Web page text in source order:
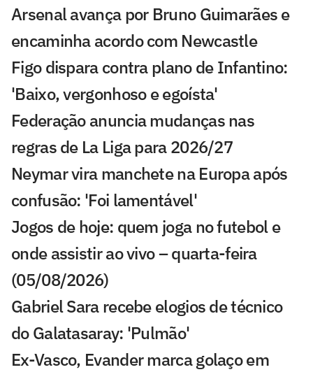
Arsenal avança por Bruno Guimarães e
encaminha acordo com Newcastle
Figo dispara contra plano de Infantino:
'Baixo, vergonhoso e egoísta'
Federação anuncia mudanças nas
regras de La Liga para 2026/27
Neymar vira manchete na Europa após
confusão: 'Foi lamentável'
Jogos de hoje: quem joga no futebol e
onde assistir ao vivo – quarta-feira
(05/08/2026)
Gabriel Sara recebe elogios de técnico
do Galatasaray: 'Pulmão'
Ex-Vasco, Evander marca golaço em